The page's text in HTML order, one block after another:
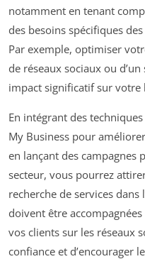
notamment en tenant
des besoins spécifiques
Par exemple, optimiser
de réseaux sociaux ou
impact significatif sur votre
En intégrant des
My Business pour
en lançant des campagnes
secteur, vous pourrez
recherche de services
doivent être
vos clients sur les réseaux
confiance et d’encourager